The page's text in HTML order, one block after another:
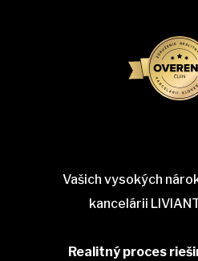
Vašich vysokých
kancelárii
Realitný proces